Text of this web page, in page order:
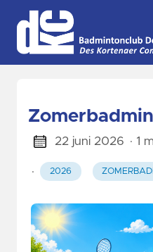
22 juni 2026 · 1
· 2026